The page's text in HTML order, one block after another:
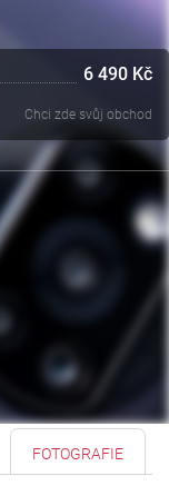
6 490 Kč
Chci zde svůj obchod
FOTOGRAFIE